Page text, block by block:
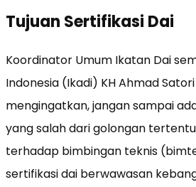
Tujuan Sertifikasi Dai
Koordinator Umum Ikatan Dai
Indonesia (Ikadi) KH Ahmad Satori
mengingatkan, jangan sampai
yang salah dari golongan tertentu
terhadap bimbingan teknis
sertifikasi dai berwawasan